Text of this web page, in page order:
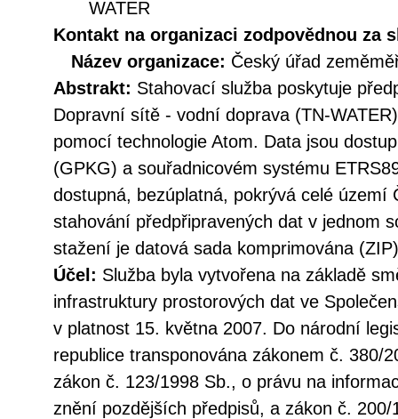
WATER
Kontakt na organizaci zodpovědnou za
Název organizace: Český úřad
Abstrakt: Stahovací služba poskytuje
Dopravní sítě - vodní doprava (TN-
pomocí technologie Atom. Data jsou
(GPKG) a souřadnicovém systému
dostupná, bezúplatná, pokrývá celé území
stahování předpřipravených dat v jednom
stažení je datová sada komprimována
Účel: Služba byla vytvořena na základě
infrastruktury prostorových dat ve
v platnost 15. května 2007. Do národní
republice transponována zákonem č. 380/
zákon č. 123/1998 Sb., o právu na
znění pozdějších předpisů, a zákon č.